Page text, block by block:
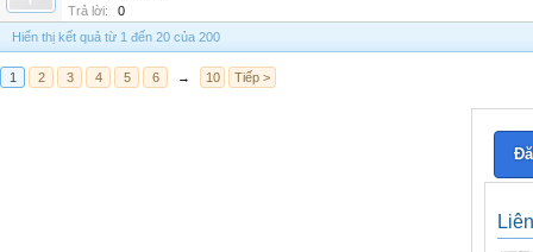
Trả lời:
0
Hiển thị kết quả từ 1 đến 20 của 200
1 2 3 4 5 6 → 10 Tiếp >